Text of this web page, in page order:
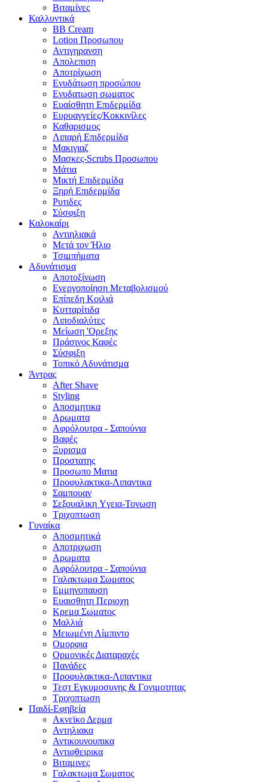
Βιταμίνες
Καλλυντικά
BB Cream
Lotion Προσωπου
Αντιγηρανση
Απολεπιση
Αποτρίχωση
Ενυδάτωση προσώπου
Ενυδατωση σωματος
Ευαίσθητη Επιδερμίδα
Ευρυαγγείες/Κοκκινίλες
Καθαρισμος
Λιπαρή Επιδερμίδα
Μακιγιαζ
Μασκες-Scrubs Προσωπου
Μάτια
Μικτή Επιδερμίδα
Ξηρή Επιδερμίδα
Ρυτιδες
Σύσφιξη
Καλοκαίρι
Αντιηλιακά
Μετά τον Ήλιο
Τσιμπήματα
Αδυνάτισμα
Αποτοξίνωση
Ενεργοποίηση Μεταβολισμού
Επίπεδη Κοιλιά
Κυτταρίτιδα
Λιποδιαλύτες
Μείωση 'Ορεξης
Πράσινος Καφές
Σύσφιξη
Τοπικό Αδυνάτισμα
Άντρας
After Shave
Styling
Αποσμητικα
Αρωματα
Αφρόλουτρα - Σαπούνια
Βαφές
Ξυρισμα
Προστατης
Προσωπο Ματια
Προφυλακτικα-Λιπαντικα
Σαμπουαν
Σεξουαλικη Yγεια-Τονωση
Τριχοπτωση
Γυναίκα
Αποσμητικά
Αποτριχωση
Αρωματα
Αφρόλουτρα - Σαπούνια
Γαλακτωμα Σωματος
Εμμηνοπαυση
Ευαισθητη Περιοχη
Κρεμα Σωματος
Μαλλιά
Μειωμένη Λίμπιντο
Ομορφια
Ορμονικές Διαταραχές
Πανάδες
Προφυλακτικα-Λιπαντικα
Τεστ Εγκυμοσυνης & Γονιμοτητας
Τριχοπτωση
Παιδί-Εφηβεία
Ακνεϊκο Δερμα
Αντηλιακα
Αντικουνουπικα
Αντιφθειρικα
Βιταμινες
Γαλακτωμα Σωματος